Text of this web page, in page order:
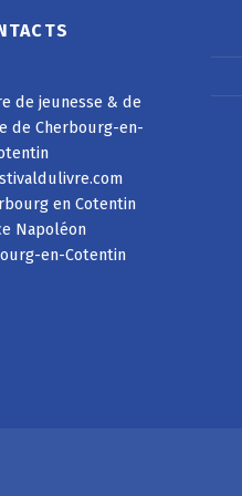
de jeunesse & de
de Cherbourg-en-
en Cotentin
Napoléon
en-Cotentin